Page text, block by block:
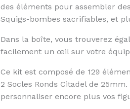
des éléments pour assembler
Squigs-bombes sacrifiables, et
Dans la boîte, vous trouverez
facilement un œil sur votre
Ce kit est composé de 129
2 Socles Ronds Citadel de
personnaliser encore plus vos